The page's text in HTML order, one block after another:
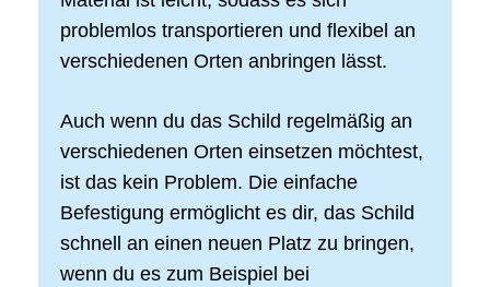
problemlos transportieren und flexibel an
verschiedenen Orten anbringen lässt.
Auch wenn du das Schild regelmäßig an
verschiedenen Orten einsetzen möchtest,
ist das kein Problem. Die einfache
Befestigung ermöglicht es dir, das Schild
schnell an einen neuen Platz zu bringen,
wenn du es zum Beispiel bei